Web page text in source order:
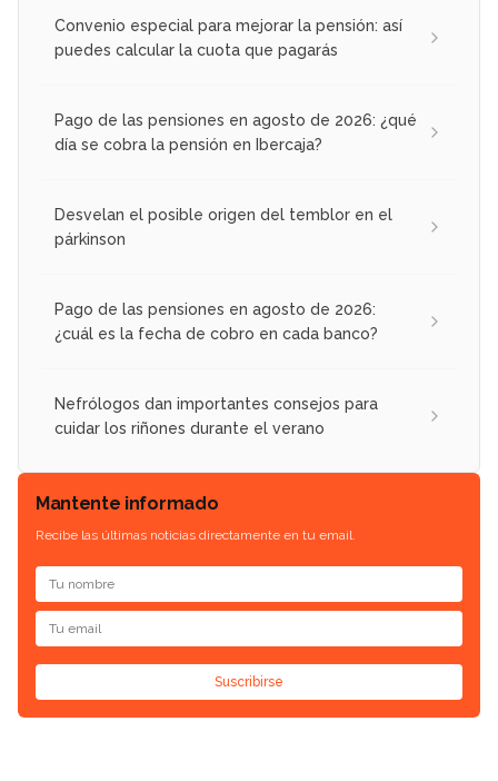
Convenio especial para mejorar la pensión: así
puedes calcular la cuota que pagarás
Pago de las pensiones en agosto de 2026: ¿qué
día se cobra la pensión en Ibercaja?
Desvelan el posible origen del temblor en el
párkinson
Pago de las pensiones en agosto de 2026:
¿cuál es la fecha de cobro en cada banco?
Nefrólogos dan importantes consejos para
cuidar los riñones durante el verano
Mantente informado
Recibe las últimas noticias directamente en tu email.
Suscribirse